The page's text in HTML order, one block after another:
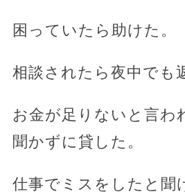
困っていたら助けた。
相談されたら夜中でも
お金が足りないと言わ
聞かずに貸した。
仕事でミスをしたと聞